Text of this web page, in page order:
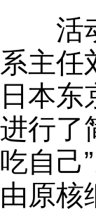
活动
系主任
日本
进行了
吃自己
由原核